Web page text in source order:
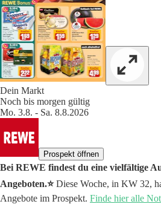
Dein Markt
Noch bis morgen gültig
Mo. 3.8. - Sa. 8.8.2026
Prospekt öffnen
Bei REWE findest du eine vielfältige
Angeboten.⭐️Diese Woche, in KW 32,
Angebote im Prospekt. Finde hier alle